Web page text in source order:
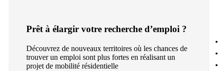
Prêt à élargir votre recherche d’emploi ?
Découvrez de nouveaux territoires où les chances de
trouver un emploi sont plus fortes en réalisant un
projet de mobilité résidentielle